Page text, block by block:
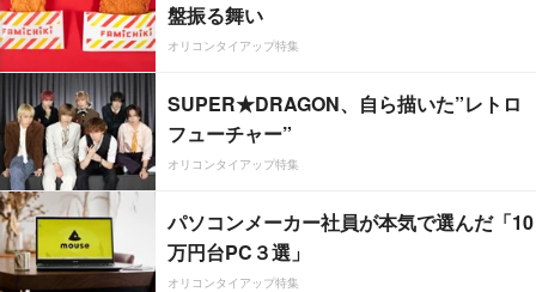
盤振る舞い
オリコンタイアップ特集
SUPER★DRAGON、自ら描いた”レトロ
フューチャー”
オリコンタイアップ特集
パソコンメーカー社員が本気で選んだ「10
万円台PC３選」
オリコンタイアップ特集